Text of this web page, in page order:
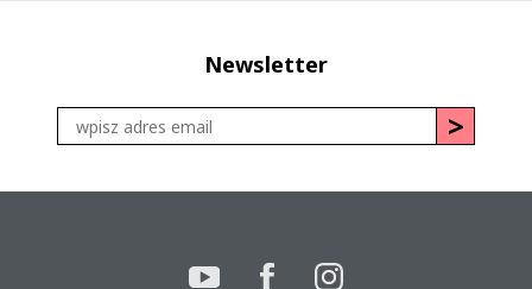
Newsletter